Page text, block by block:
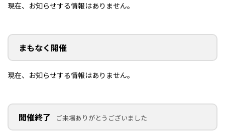
現在、お知らせする情報はありません。
まもなく開催
現在、お知らせする情報はありません。
開催終了 ご来場ありがとうございました